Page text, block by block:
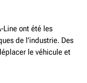
Line ont été les
de l’industrie. Des
le véhicule et